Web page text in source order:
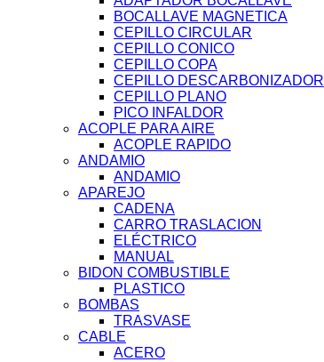
BOCALLAVE MAGNETICA
CEPILLO CIRCULAR
CEPILLO CONICO
CEPILLO COPA
CEPILLO DESCARBONIZADOR
CEPILLO PLANO
PICO INFALDOR
ACOPLE PARA AIRE
ACOPLE RAPIDO
ANDAMIO
ANDAMIO
APAREJO
CADENA
CARRO TRASLACION
ELÉCTRICO
MANUAL
BIDON COMBUSTIBLE
PLASTICO
BOMBAS
TRASVASE
CABLE
ACERO